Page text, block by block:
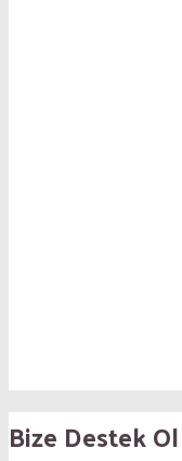
Bize Destek Ol